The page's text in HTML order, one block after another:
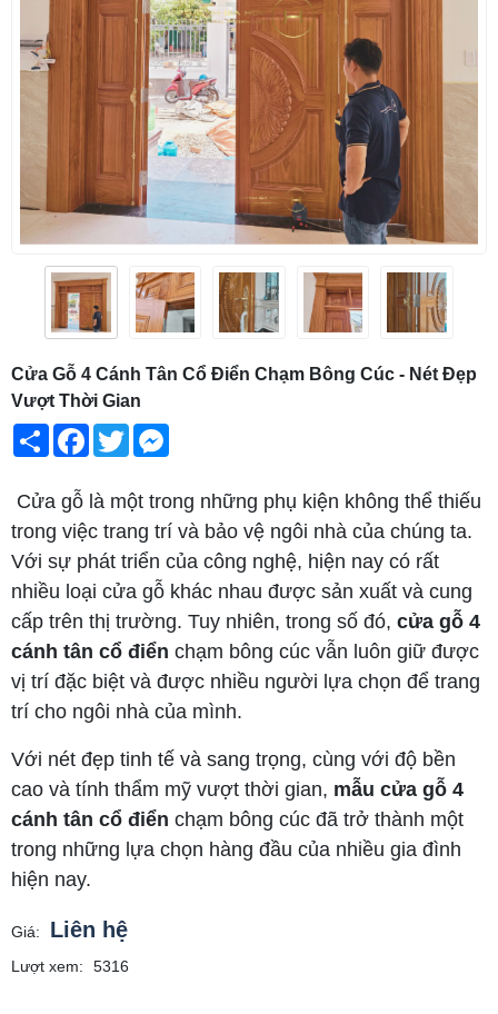
Cửa Gỗ 4 Cánh Tân Cổ Điển Chạm Bông Cúc - Nét Đẹp
Vượt Thời Gian
Share Facebook
Twitter
Cửa gỗ là một trong những phụ kiện không thể thiếu
trong việc trang trí và bảo vệ ngôi nhà của chúng ta.
Với sự phát triển của công nghệ, hiện nay có rất
nhiều loại cửa gỗ khác nhau được sản xuất và cung
cấp trên thị trường. Tuy nhiên, trong số đó, cửa gỗ 4
cánh tân cổ điển chạm bông cúc vẫn luôn giữ được
vị trí đặc biệt và được nhiều người lựa chọn để trang
trí cho ngôi nhà của mình.
Với nét đẹp tinh tế và sang trọng, cùng với độ bền
cao và tính thẩm mỹ vượt thời gian, mẫu cửa gỗ 4
cánh tân cổ điển chạm bông cúc đã trở thành một
trong những lựa chọn hàng đầu của nhiều gia đình
hiện nay.
Giá: Liên hệ
Lượt xem: 5316